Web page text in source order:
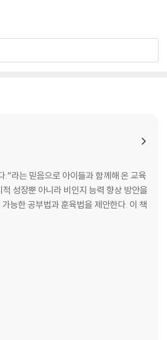
성장뿐 아니라 비인지 능력 향상 방안을
능한 공부법과 훈육법을 제안한다. 이 책